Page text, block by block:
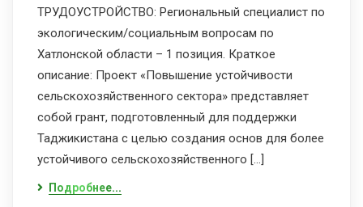
ТРУДОУСТРОЙСТВО: Региональный специалист по
экологическим/социальным вопросам по
Хатлонской области – 1 позиция. Краткое
описание: Проект «Повышение устойчивости
сельскохозяйственного сектора» представляет
собой грант, подготовленный для поддержки
Таджикистана с целью создания основ для более
устойчивого сельскохозяйственного […]
Подробнее...